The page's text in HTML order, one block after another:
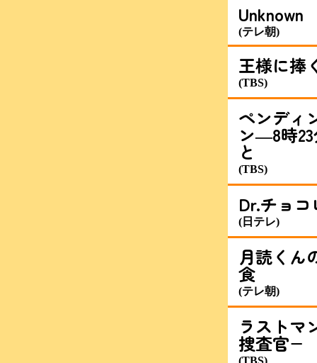
Unknown
(テレ朝)
王様に捧
(TBS)
ペンディ
ン―8時
と
(TBS)
Dr.チョ
(日テレ)
月読くん
食
(テレ朝)
ラストマ
捜査官−
(TBS)